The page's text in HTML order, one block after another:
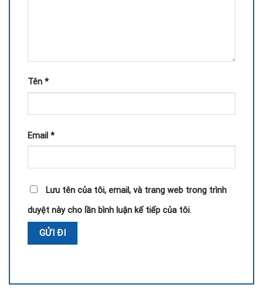
Tên *
Email *
Lưu tên của tôi, email, và trang web trong trình
duyệt này cho lần bình luận kế tiếp của tôi.